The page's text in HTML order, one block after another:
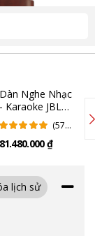
Dàn Nghe Nhạc
- Karaoke JBL
NKJB02 (Chính
Hãng)
(57
Giá)
81.480.000 ₫
lịch sử